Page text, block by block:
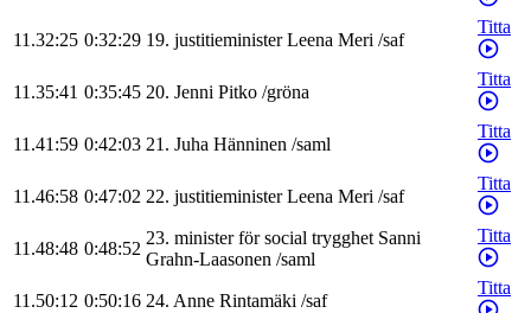
11.32:25 0:32:29 19. justitieminister Leena Meri /saf
Titta
11.35:41 0:35:45 20. Jenni Pitko /gröna
Titta
11.41:59 0:42:03 21. Juha Hänninen /saml
Titta
11.46:58 0:47:02 22. justitieminister Leena Meri /saf
Titta
11.48:48 0:48:52
23. minister för social trygghet Sanni
Grahn-Laasonen /saml
Titta
11.50:12 0:50:16 24. Anne Rintamäki /saf
Titta